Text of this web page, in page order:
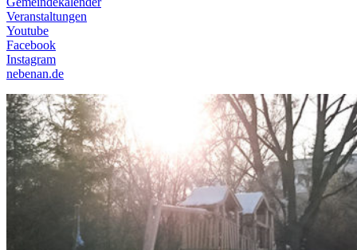
Veranstaltungen
Youtube
Facebook
Instagram
nebenan.de